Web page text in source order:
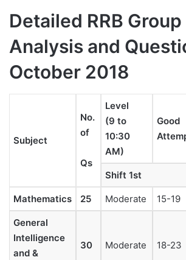
Detailed RRB Group
Analysis and
October 2018
Subject
No.
of
Qs
Level
(9 to
10:30
AM)
Good
Shift 1st
Mathematics 25 Moderate 15-19
General
Intelligence
and &
30 Moderate 18-23